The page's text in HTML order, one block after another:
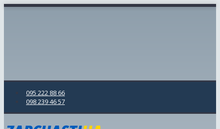
095 222 88 66
098 239 46 57